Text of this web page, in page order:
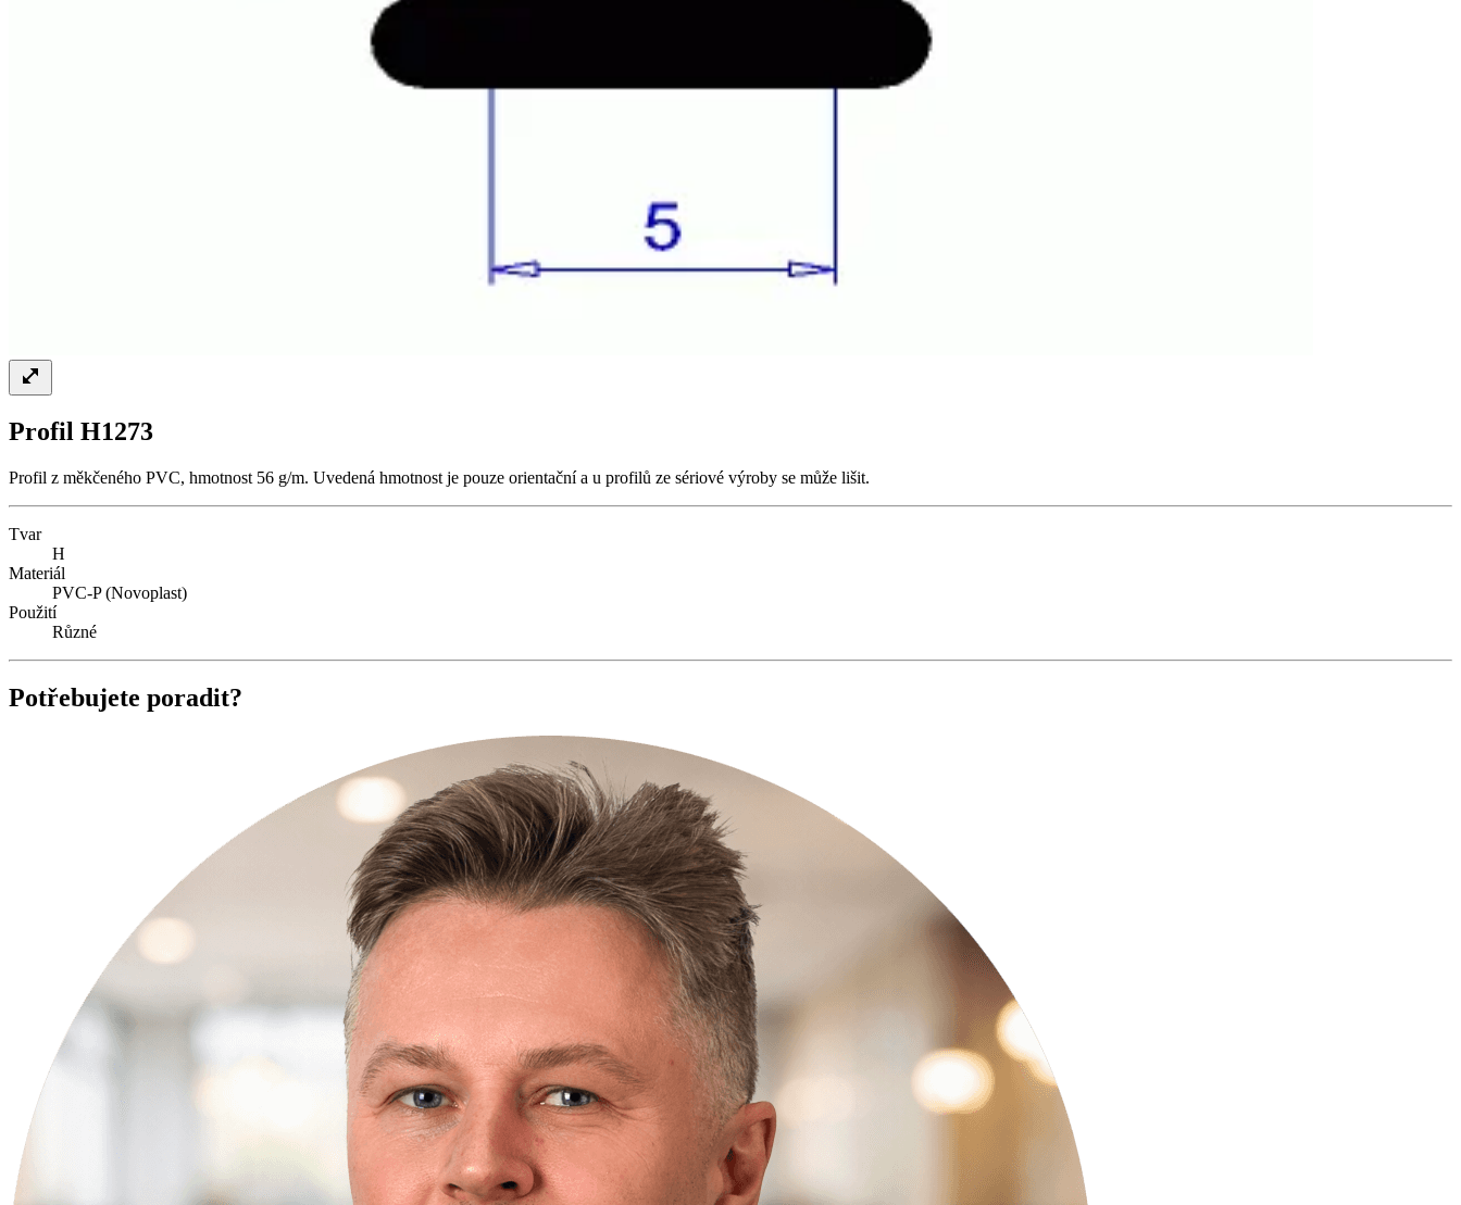
Profil H1273
Profil z měkčeného PVC, hmotnost 56 g/m. Uvedená hmotnost je pouze orientační a u profilů ze sériové výroby se může lišit.
Tvar
H
Materiál
PVC-P (Novoplast)
Použití
Různé
Potřebujete poradit?